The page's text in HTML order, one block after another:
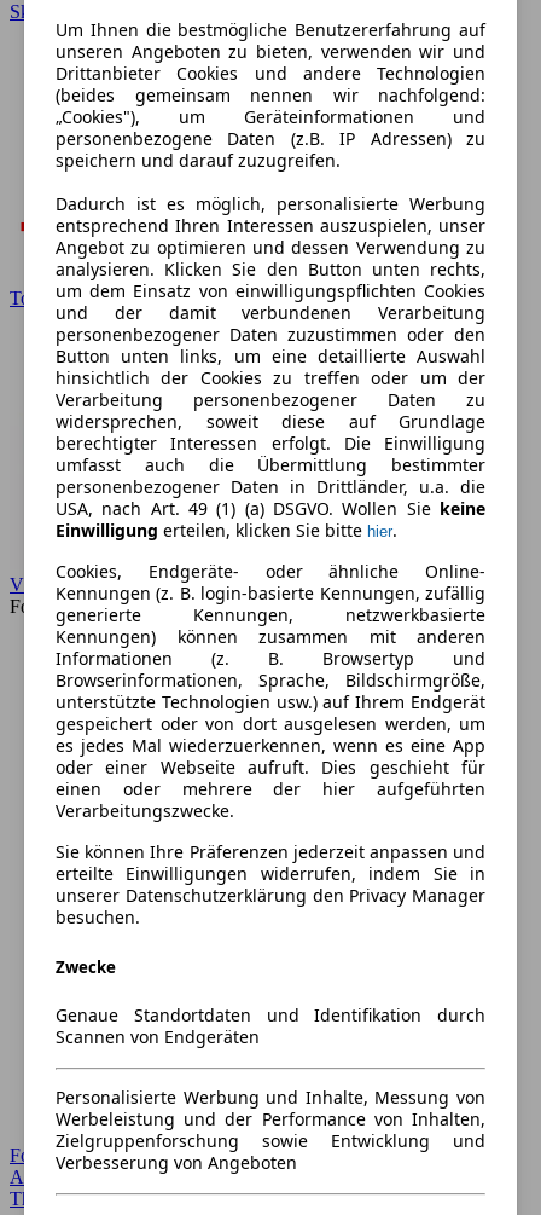
Skoda
Toyota
VW
Forum
Forum Startseite
Alle Auto-Foren
Themen-Forum
Um Ihnen die bestmögliche Benutzererfahrung auf
unseren Angeboten zu bieten, verwenden wir und
Drittanbieter Cookies und andere Technologien
(beides gemeinsam nennen wir nachfolgend:
„Cookies"), um Geräteinformationen und
personenbezogene Daten (z.B. IP Adressen) zu
speichern und darauf zuzugreifen.
Dadurch ist es möglich, personalisierte Werbung
entsprechend Ihren Interessen auszuspielen, unser
Angebot zu optimieren und dessen Verwendung zu
analysieren. Klicken Sie den Button unten rechts,
um dem Einsatz von einwilligungspflichten Cookies
und der damit verbundenen Verarbeitung
personenbezogener Daten zuzustimmen oder den
Button unten links, um eine detaillierte Auswahl
hinsichtlich der Cookies zu treffen oder um der
Verarbeitung personenbezogener Daten zu
widersprechen, soweit diese auf Grundlage
berechtigter Interessen erfolgt. Die Einwilligung
umfasst auch die Übermittlung bestimmter
personenbezogener Daten in Drittländer, u.a. die
USA, nach Art. 49 (1) (a) DSGVO. Wollen Sie keine
Einwilligung erteilen, klicken Sie bitte hier.
Cookies, Endgeräte- oder ähnliche Online-
Kennungen (z. B. login-basierte Kennungen, zufällig
generierte Kennungen, netzwerkbasierte
Kennungen) können zusammen mit anderen
Informationen (z. B. Browsertyp und
Browserinformationen, Sprache, Bildschirmgröße,
unterstützte Technologien usw.) auf Ihrem Endgerät
gespeichert oder von dort ausgelesen werden, um
es jedes Mal wiederzuerkennen, wenn es eine App
oder einer Webseite aufruft. Dies geschieht für
einen oder mehrere der hier aufgeführten
Verarbeitungszwecke.
Sie können Ihre Präferenzen jederzeit anpassen und
erteilte Einwilligungen widerrufen, indem Sie in
unserer Datenschutzerklärung den Privacy Manager
besuchen.
Zwecke
Genaue Standortdaten und Identifikation durch
Scannen von Endgeräten
Personalisierte Werbung und Inhalte, Messung von
Werbeleistung und der Performance von Inhalten,
Zielgruppenforschung sowie Entwicklung und
Verbesserung von Angeboten